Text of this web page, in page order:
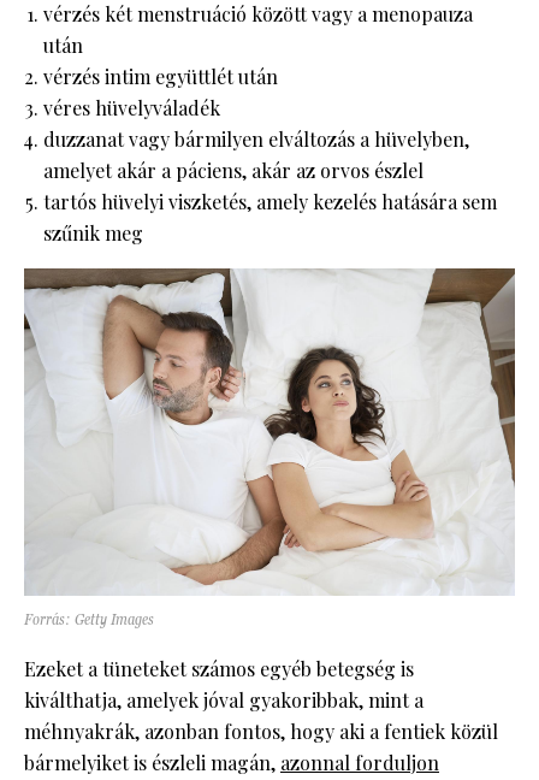
vérzés két menstruáció között vagy a menopauza
után
vérzés intim együttlét után
véres hüvelyváladék
duzzanat vagy bármilyen elváltozás a hüvelyben,
amelyet akár a páciens, akár az orvos észlel
tartós hüvelyi viszketés, amely kezelés hatására sem
szűnik meg
Forrás: Getty Images
Ezeket a tüneteket számos egyéb betegség is
kiválthatja, amelyek jóval gyakoribbak, mint a
méhnyakrák, azonban fontos, hogy aki a fentiek közül
bármelyiket is észleli magán, azonnal forduljon